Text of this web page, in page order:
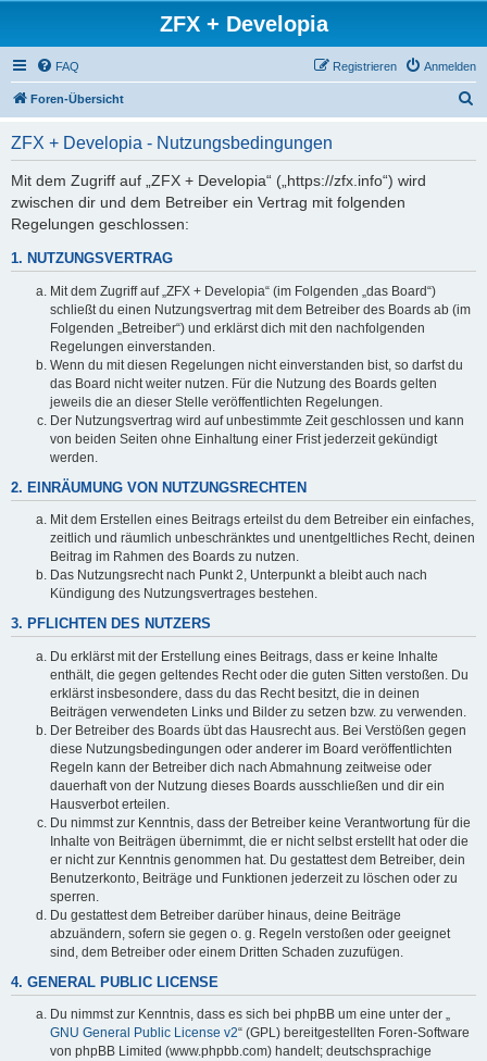
ZFX + Developia
FAQ Anmelden
Registrieren
Foren-Übersicht
ZFX + Developia - Nutzungsbedingungen
Mit dem Zugriff auf „ZFX + Developia“ („https://zfx.info“) wird
zwischen dir und dem Betreiber ein Vertrag mit folgenden
Regelungen geschlossen:
1. NUTZUNGSVERTRAG
Mit dem Zugriff auf „ZFX + Developia“ (im Folgenden „das Board“)
schließt du einen Nutzungsvertrag mit dem Betreiber des Boards ab (im
Folgenden „Betreiber“) und erklärst dich mit den nachfolgenden
Regelungen einverstanden.
Wenn du mit diesen Regelungen nicht einverstanden bist, so darfst du
das Board nicht weiter nutzen. Für die Nutzung des Boards gelten
jeweils die an dieser Stelle veröffentlichten Regelungen.
Der Nutzungsvertrag wird auf unbestimmte Zeit geschlossen und kann
von beiden Seiten ohne Einhaltung einer Frist jederzeit gekündigt
werden.
2. EINRÄUMUNG VON NUTZUNGSRECHTEN
Mit dem Erstellen eines Beitrags erteilst du dem Betreiber ein einfaches,
zeitlich und räumlich unbeschränktes und unentgeltliches Recht, deinen
Beitrag im Rahmen des Boards zu nutzen.
Das Nutzungsrecht nach Punkt 2, Unterpunkt a bleibt auch nach
Kündigung des Nutzungsvertrages bestehen.
3. PFLICHTEN DES NUTZERS
Du erklärst mit der Erstellung eines Beitrags, dass er keine Inhalte
enthält, die gegen geltendes Recht oder die guten Sitten verstoßen. Du
erklärst insbesondere, dass du das Recht besitzt, die in deinen
Beiträgen verwendeten Links und Bilder zu setzen bzw. zu verwenden.
Der Betreiber des Boards übt das Hausrecht aus. Bei Verstößen gegen
diese Nutzungsbedingungen oder anderer im Board veröffentlichten
Regeln kann der Betreiber dich nach Abmahnung zeitweise oder
dauerhaft von der Nutzung dieses Boards ausschließen und dir ein
Hausverbot erteilen.
Du nimmst zur Kenntnis, dass der Betreiber keine Verantwortung für die
Inhalte von Beiträgen übernimmt, die er nicht selbst erstellt hat oder die
er nicht zur Kenntnis genommen hat. Du gestattest dem Betreiber, dein
Benutzerkonto, Beiträge und Funktionen jederzeit zu löschen oder zu
sperren.
Du gestattest dem Betreiber darüber hinaus, deine Beiträge
abzuändern, sofern sie gegen o. g. Regeln verstoßen oder geeignet
sind, dem Betreiber oder einem Dritten Schaden zuzufügen.
4. GENERAL PUBLIC LICENSE
Du nimmst zur Kenntnis, dass es sich bei phpBB um eine unter der „
GNU General Public License v2“ (GPL) bereitgestellten Foren-Software
von phpBB Limited (www.phpbb.com) handelt; deutschsprachige